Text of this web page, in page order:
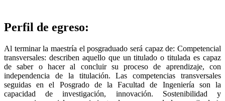
Perfil de egreso:
Al terminar la maestría el posgraduado será capaz de: Competencial
transversales: describen aquello que un titulado o titulada es capaz
de saber o hacer al concluir su proceso de aprendizaje, con
independencia de la titulación. Las competencias transversales
seguidas en el Posgrado de la Facultad de Ingeniería son la
capacidad de investigación, innovación. Sostenibilidad y